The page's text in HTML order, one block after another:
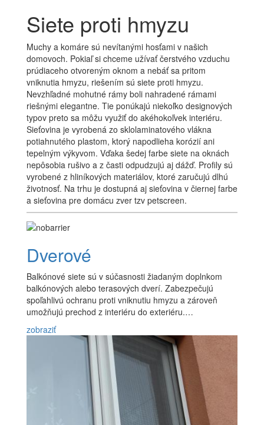
Siete proti hmyzu
Muchy a komáre sú nevítanými hosťami v našich
domovoch. Pokiaľ si chceme užívať čerstvého vzduchu
prúdiaceho otvoreným oknom a nebáť sa pritom
vniknutia hmyzu, riešením sú siete proti hmyzu.
Nevzhľadné mohutné rámy boli nahradené rámami
riešnými elegantne. Tie ponúkajú niekoľko designových
typov preto sa môžu využiť do akéhokoľvek interiéru.
Sieťovina je vyrobená zo sklolaminatového vlákna
potiahnutého plastom, ktorý napodlieha korózií ani
tepelným výkyvom. Vďaka šedej farbe siete na oknách
nepôsobia rušivo a z časti odpudzujú aj dážď. Profily sú
vyrobené z hliníkových materiálov, ktoré zaručujú dlhú
životnosť. Na trhu je dostupná aj sieťovina v čiernej farbe
a sieťovina pre domácu zver tzv petscreen.
Dverové
Balkónové siete sú v súčasnosti žiadaným doplnkom
balkónových alebo terasových dverí. Zabezpečujú
spoľahlivú ochranu proti vniknutiu hmyzu a zároveň
umožňujú prechod z interiéru do exteriéru.…
zobraziť